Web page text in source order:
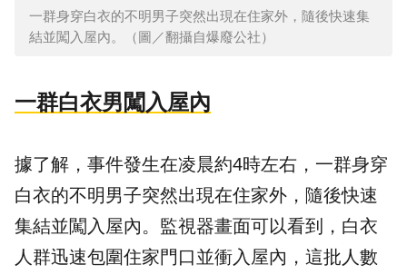
一群身穿白衣的不明男子突然出現在住家外，隨後快速集
結並闖入屋內。（圖／翻攝自爆廢公社）
一群白衣男闖入屋內
據了解，事件發生在凌晨約4時左右，一群身穿
白衣的不明男子突然出現在住家外，隨後快速
集結並闖入屋內。監視器畫面可以看到，白衣
人群迅速包圍住家門口並衝入屋內，這批人數